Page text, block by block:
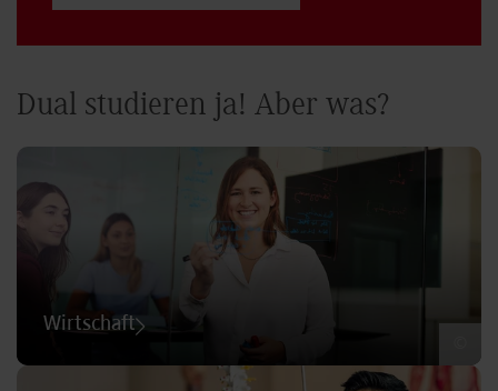
Dual studieren ja! Aber was?
Wirtschaft